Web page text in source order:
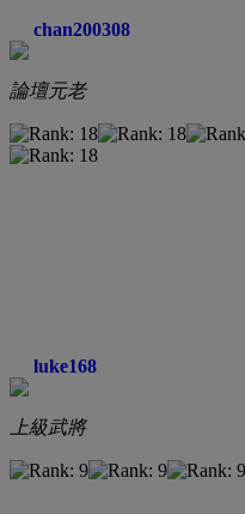
chan200308
論壇元老
luke168
上級武將